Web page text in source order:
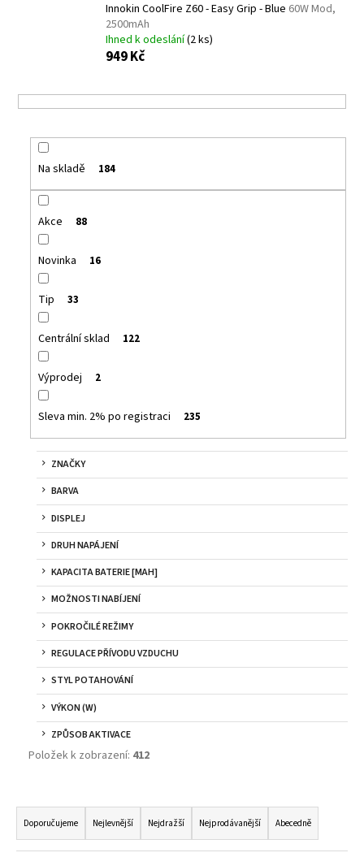
Innokin CoolFire Z60 - Easy Grip - Blue 60W Mod,
2500mAh
Ihned k odeslání(2 ks)
949 Kč
Na skladě 184
Akce 88
Novinka 16
Tip 33
Centrální sklad 122
Výprodej 2
Sleva min. 2% po registraci 235
ZNAČKY
BARVA
DISPLEJ
DRUH NAPÁJENÍ
KAPACITA BATERIE [MAH]
MOŽNOSTI NABÍJENÍ
POKROČILÉ REŽIMY
REGULACE PŘÍVODU VZDUCHU
STYL POTAHOVÁNÍ
VÝKON (W)
ZPŮSOB AKTIVACE
Položek k zobrazení: 412
Ř
A
Z
Doporučujeme Nejlevnější Nejdražší Nejprodávanější Abecedně